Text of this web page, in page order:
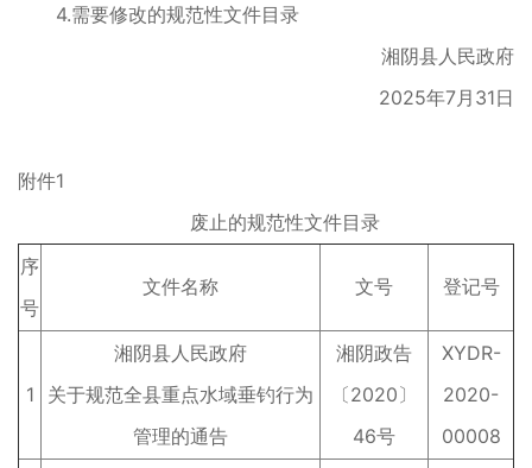
4.需要修改的规范性文件目录
湘阴县人民政府
2025年7月31日
附件1
废止的规范性文件目录
序
号
文件名称 文号 登记号
1
湘阴县人民政府
关于规范全县重点水域垂钓行为
管理的通告
湘阴政告
〔2020〕
46号
XYDR-
2020-
00008